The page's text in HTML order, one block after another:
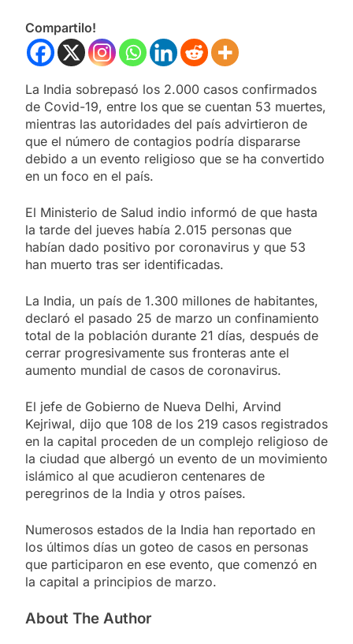
Compartilo!
La India sobrepasó los 2.000 casos confirmados
de Covid-19, entre los que se cuentan 53 muertes,
mientras las autoridades del país advirtieron de
que el número de contagios podría dispararse
debido a un evento religioso que se ha convertido
en un foco en el país.
El Ministerio de Salud indio informó de que hasta
la tarde del jueves había 2.015 personas que
habían dado positivo por coronavirus y que 53
han muerto tras ser identificadas.
La India, un país de 1.300 millones de habitantes,
declaró el pasado 25 de marzo un confinamiento
total de la población durante 21 días, después de
cerrar progresivamente sus fronteras ante el
aumento mundial de casos de coronavirus.
El jefe de Gobierno de Nueva Delhi, Arvind
Kejriwal, dijo que 108 de los 219 casos registrados
en la capital proceden de un complejo religioso de
la ciudad que albergó un evento de un movimiento
islámico al que acudieron centenares de
peregrinos de la India y otros países.
Numerosos estados de la India han reportado en
los últimos días un goteo de casos en personas
que participaron en ese evento, que comenzó en
la capital a principios de marzo.
About The Author